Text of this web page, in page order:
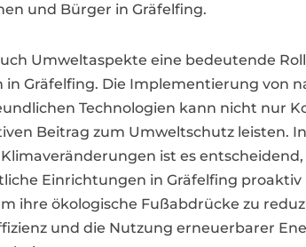
und Bürger in Gräfelfing.
Umweltaspekte eine bedeutende
Gräfelfing. Die Implementierung von
Technologien kann nicht nur
Beitrag zum Umweltschutz leisten.
ist es entscheidend,
Einrichtungen in Gräfelfing proaktiv
ihre ökologische Fußabdrücke zu
und die Nutzung erneuerbarer